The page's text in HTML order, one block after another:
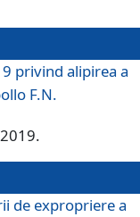
privind alipirea a
F.N.
de expropriere a